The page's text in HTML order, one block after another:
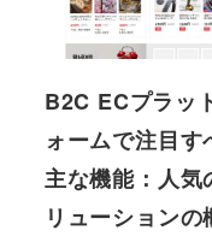
B2C ECプラッ
ォームで注目す
主な機能：人気
リューションの